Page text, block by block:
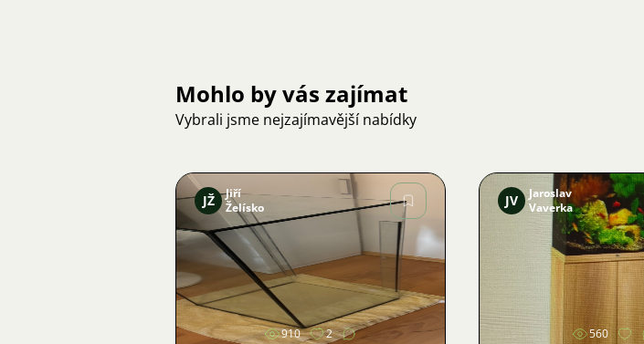
Mohlo by vás zajímat
Vybrali jsme nejzajímavější nabídky
Obrázek
JŽ
Jiří
Želísko
910 2
JV
Jaroslav
Vaverka
560